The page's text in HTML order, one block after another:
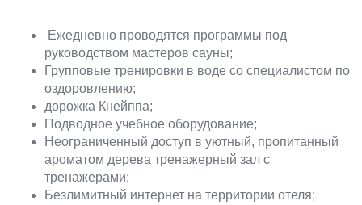
Ежедневно проводятся программы под
руководством мастеров сауны;
Групповые тренировки в воде со специалистом по
оздоровлению;
дорожка Кнейппа;
Подводное учебное оборудование;
Неограниченный доступ в уютный, пропитанный
ароматом дерева тренажерный зал с
тренажерами;
Безлимитный интернет на территории отеля;